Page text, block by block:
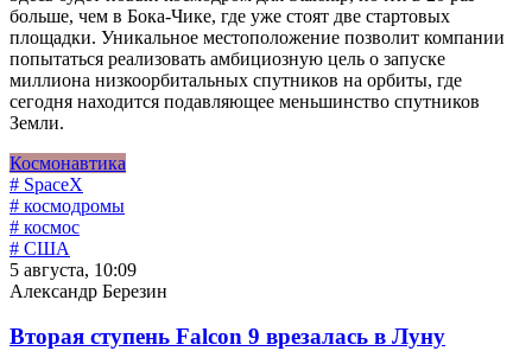
больше, чем в Бока-Чике, где уже стоят две стартовых
площадки. Уникальное местоположение позволит компании
попытаться реализовать амбициозную цель о запуске
миллиона низкоорбитальных спутников на орбиты, где
сегодня находится подавляющее меньшинство спутников
Земли.
Космонавтика
# SpaceX
# космодромы
# космос
# США
5 августа, 10:09
Александр Березин
Вторая ступень Falcon 9 врезалась в Луну